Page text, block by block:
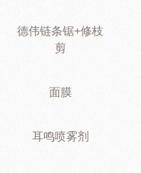
德伟链条锯+修枝
剪
面膜
耳鸣喷雾剂